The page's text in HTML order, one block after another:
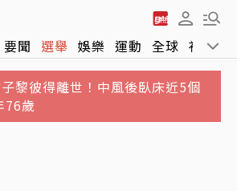
要聞 選舉 娛樂 運動 全球 社會
黎彼得離世！中風後臥床近5個
76歲